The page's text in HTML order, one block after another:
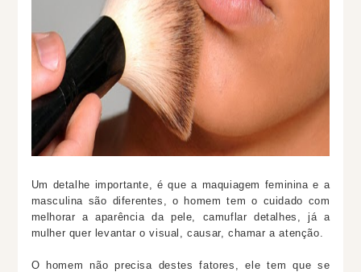
Um detalhe importante, é que a maquiagem feminina e a
masculina são diferentes, o homem tem o cuidado com
melhorar a aparência da pele, camuflar detalhes, já a
mulher quer levantar o visual, causar, chamar a atenção.
O homem não precisa destes fatores, ele tem que se